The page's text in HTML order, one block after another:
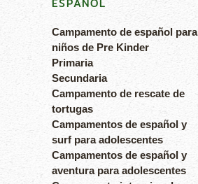
ESPAÑOL
Campamento de español para
niños de Pre Kinder
Primaria
Secundaria
Campamento de rescate de
tortugas
Campamentos de español y
surf para adolescentes
Campamentos de español y
aventura para adolescentes